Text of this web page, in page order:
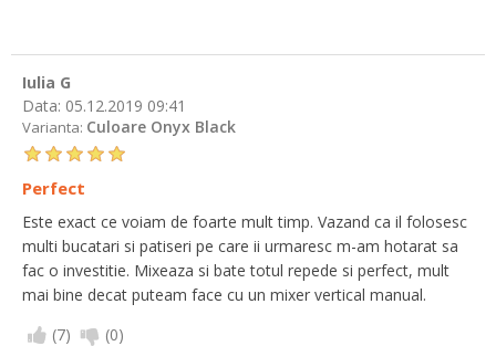
Iulia G
Data: 05.12.2019 09:41
Varianta: Culoare Onyx Black
Perfect
Este exact ce voiam de foarte mult timp. Vazand ca il folosesc
multi bucatari si patiseri pe care ii urmaresc m-am hotarat sa
fac o investitie. Mixeaza si bate totul repede si perfect, mult
mai bine decat puteam face cu un mixer vertical manual.
(7) (0)